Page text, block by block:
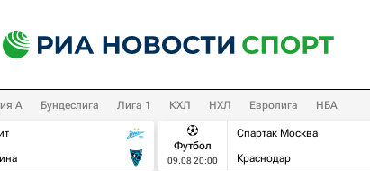
А Бундеслига Лига 1 КХЛ НХЛ Евролига НБА
Футбол
09.08 20:00
Спартак Москва
Краснодар